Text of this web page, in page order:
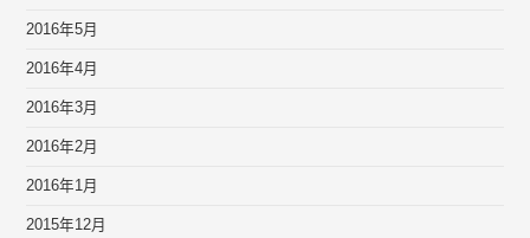
2016年5月
2016年4月
2016年3月
2016年2月
2016年1月
2015年12月